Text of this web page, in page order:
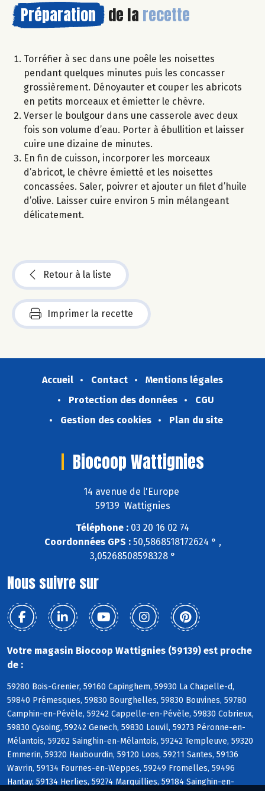
Préparation de la recette
Torréfier à sec dans une poêle les noisettes
pendant quelques minutes puis les concasser
grossièrement. Dénoyauter et couper les abricots
en petits morceaux et émietter le chèvre.
Verser le boulgour dans une casserole avec deux
fois son volume d’eau. Porter à ébullition et laisser
cuire une dizaine de minutes.
En fin de cuisson, incorporer les morceaux
d’abricot, le chèvre émietté et les noisettes
concassées. Saler, poivrer et ajouter un filet d’huile
d’olive. Laisser cuire environ 5 min mélangeant
délicatement.
Retour à la liste
Imprimer la recette
Accueil Contact
Mentions légales
Protection des données
CGU
Gestion des cookies
Plan du site
Biocoop Wattignies
14 avenue de l'Europe
59139 Wattignies
Téléphone : 03 20 16 02 74
Coordonnées GPS :50,5868518172624 ° ,
3,05268508598328 °
Nous suivre sur
Votre magasin Biocoop Wattignies (59139) est proche
de :
59280 Bois-Grenier, 59160 Capinghem, 59930 La Chapelle-d,
59840 Prémesques, 59830 Bourghelles, 59830 Bouvines, 59780
Camphin-en-Pévèle, 59242 Cappelle-en-Pévèle, 59830 Cobrieux,
59830 Cysoing, 59242 Genech, 59830 Louvil, 59273 Péronne-en-
Mélantois, 59262 Sainghin-en-Mélantois, 59242 Templeuve, 59320
Emmerin, 59320 Haubourdin, 59120 Loos, 59211 Santes, 59136
Wavrin, 59134 Fournes-en-Weppes, 59249 Fromelles, 59496
Hantay, 59134 Herlies, 59274 Marquillies, 59184 Sainghin-en-